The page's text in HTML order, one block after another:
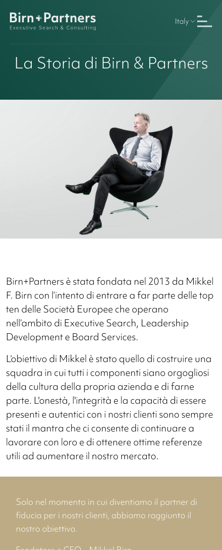
Italy
La Storia di Birn & Partners
Birn+Partners è stata fondata nel 2013 da Mikkel
F. Birn con l’intento di entrare a far parte delle top
ten delle Società Europee che operano
nell’ambito di Executive Search, Leadership
Development e Board Services.
L’obiettivo di Mikkel è stato quello di costruire una
squadra in cui tutti i componenti siano orgogliosi
della cultura della propria azienda e di farne
parte. L'onestà, l'integrità e la capacità di essere
presenti e autentici con i nostri clienti sono sempre
stati il mantra che ci consente di continuare a
lavorare con loro e di ottenere ottime referenze
utili ad aumentare il nostro mercato.
Solo nel momento in cui diventiamo il partner di
fiducia per i nostri clienti, abbiamo raggiunto il
nostro obiettivo.